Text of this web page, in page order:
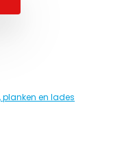
planken en lades